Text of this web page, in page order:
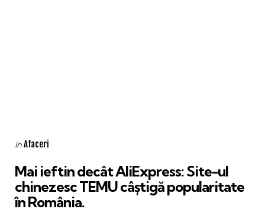
Categories
Posted
inAfaceri
Mai ieftin decât AliExpress: Site-ul
chinezesc TEMU câștigă popularitate
în România.